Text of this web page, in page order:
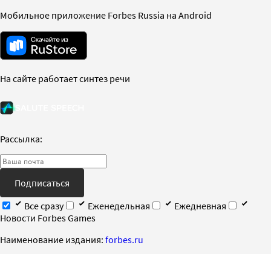
Мобильное приложение Forbes Russia на Android
На сайте работает синтез речи
Рассылка:
Подписаться
Все сразу
Еженедельная
Ежедневная
Новости Forbes Games
Наименование издания: forbes.ru